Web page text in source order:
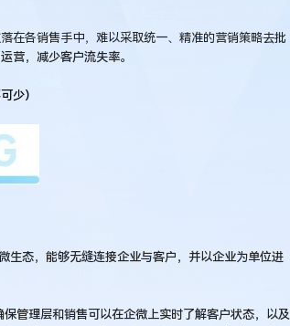
在各销售手中，难以采取统一、精准的营销策略去批
营，减少客户流失率。
少）
生态，能够无缝连接企业与客户，并以企业为单位进
管理层和销售可以在企微上实时了解客户状态，以及